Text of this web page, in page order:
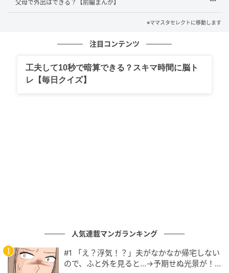
「義母への贈り物が、義姉に横流しされて」
「私にはケーキなし？」…母の日トラブル！
の記事をもっとみる
父母で外出はできる？【前編まんが】
※ママスタセレクトに移動します
注目コンテンツ
工夫して10秒で暗算できる？スキマ時間に脳ト
レ【毎日クイズ】
人気連載マンガランキング
#1 「え？浮気！？」夫がなかなか帰宅しない
ので、ふと外を見ると…→予期せぬ光景が！